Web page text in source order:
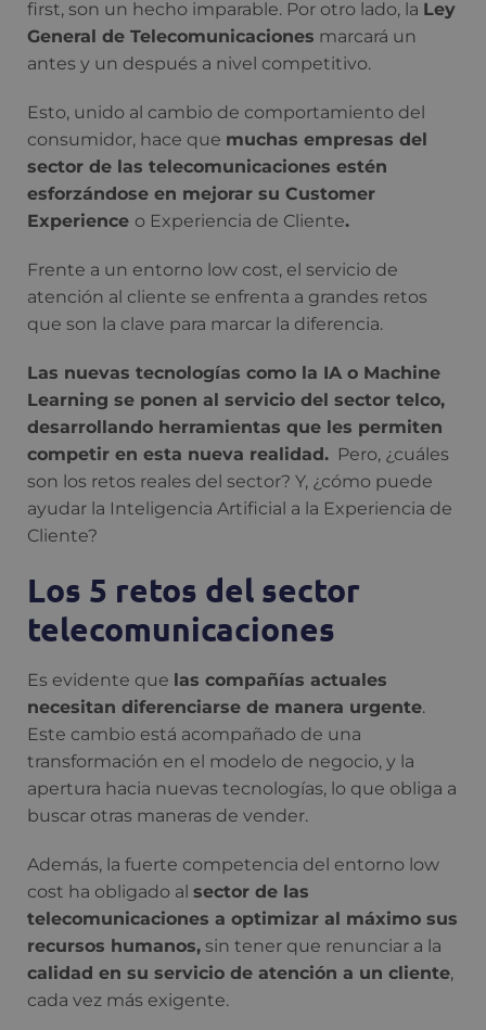
first, son un hecho imparable. Por otro lado, la Ley
General de Telecomunicaciones marcará un
antes y un después a nivel competitivo.
Esto, unido al cambio de comportamiento del
consumidor, hace que muchas empresas del
sector de las telecomunicaciones estén
esforzándose en mejorar su Customer
Experience o Experiencia de Cliente.
Frente a un entorno low cost, el servicio de
atención al cliente se enfrenta a grandes retos
que son la clave para marcar la diferencia.
Las nuevas tecnologías como la IA o Machine
Learning se ponen al servicio del sector telco,
desarrollando herramientas que les permiten
competir en esta nueva realidad. Pero, ¿cuáles
son los retos reales del sector? Y, ¿cómo puede
ayudar la Inteligencia Artificial a la Experiencia de
Cliente?
Los 5 retos del sector
telecomunicaciones
Es evidente que las compañías actuales
necesitan diferenciarse de manera urgente.
Este cambio está acompañado de una
transformación en el modelo de negocio, y la
apertura hacia nuevas tecnologías, lo que obliga a
buscar otras maneras de vender.
Además, la fuerte competencia del entorno low
cost ha obligado al sector de las
telecomunicaciones a optimizar al máximo sus
recursos humanos, sin tener que renunciar a la
calidad en su servicio de atención a un cliente,
cada vez más exigente.